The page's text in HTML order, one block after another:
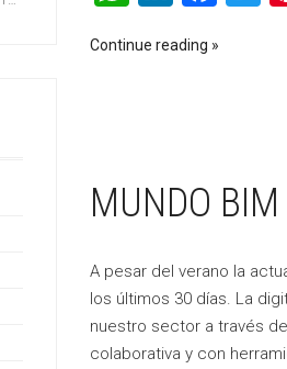
Continue reading
MUNDO
A pesar del verano la
los últimos 30 días. La
nuestro sector a través
colaborativa y con